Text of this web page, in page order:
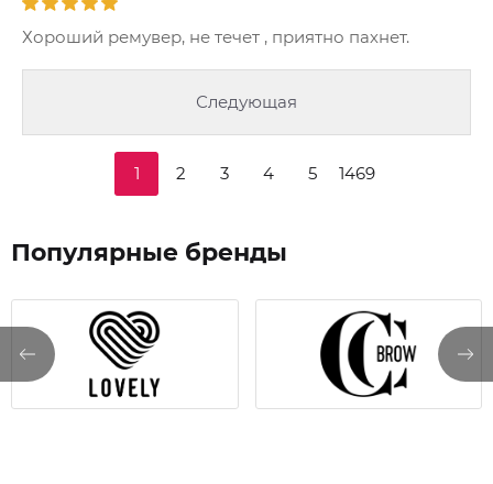
Хороший ремувер, не течет , приятно пахнет.
Следующая
1 2 3 4 5 1469
Популярные бренды